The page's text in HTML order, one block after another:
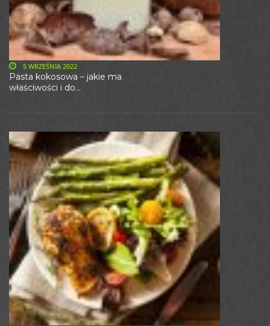
Pasta kokosowa – jakie ma
właściwości i do...
5 WRZEŚNIA 2022